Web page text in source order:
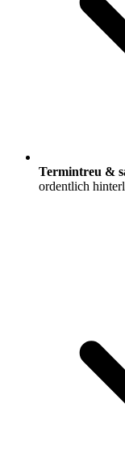
Termintreu &
ordentlich